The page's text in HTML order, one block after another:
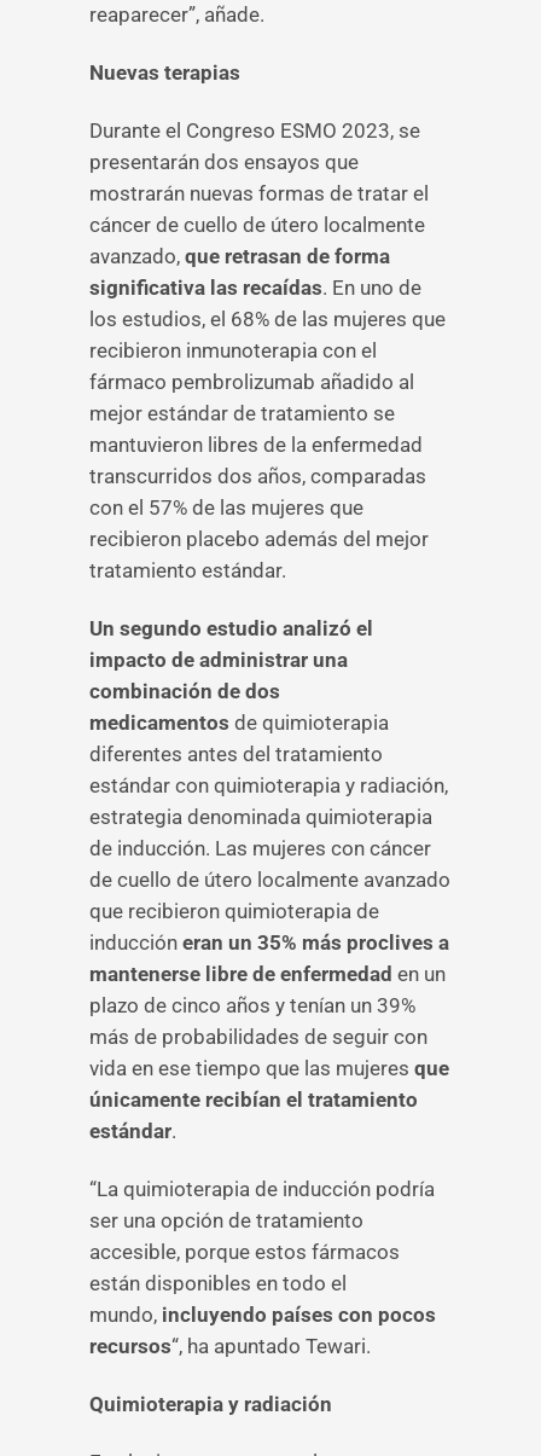
reaparecer”, añade.
Nuevas terapias
Durante el Congreso ESMO 2023, se
presentarán dos ensayos que
mostrarán nuevas formas de tratar el
cáncer de cuello de útero localmente
avanzado, que retrasan de forma
significativa las recaídas. En uno de
los estudios, el 68% de las mujeres que
recibieron inmunoterapia con el
fármaco pembrolizumab añadido al
mejor estándar de tratamiento se
mantuvieron libres de la enfermedad
transcurridos dos años, comparadas
con el 57% de las mujeres que
recibieron placebo además del mejor
tratamiento estándar.
Un segundo estudio analizó el
impacto de administrar una
combinación de dos
medicamentos de quimioterapia
diferentes antes del tratamiento
estándar con quimioterapia y radiación,
estrategia denominada quimioterapia
de inducción. Las mujeres con cáncer
de cuello de útero localmente avanzado
que recibieron quimioterapia de
inducción eran un 35% más proclives a
mantenerse libre de enfermedad en un
plazo de cinco años y tenían un 39%
más de probabilidades de seguir con
vida en ese tiempo que las mujeres que
únicamente recibían el tratamiento
estándar.
“La quimioterapia de inducción podría
ser una opción de tratamiento
accesible, porque estos fármacos
están disponibles en todo el
mundo, incluyendo países con pocos
recursos“, ha apuntado Tewari.
Quimioterapia y radiación